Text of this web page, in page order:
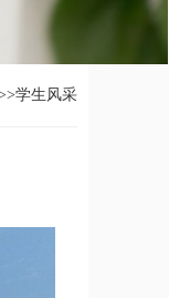
学生风采